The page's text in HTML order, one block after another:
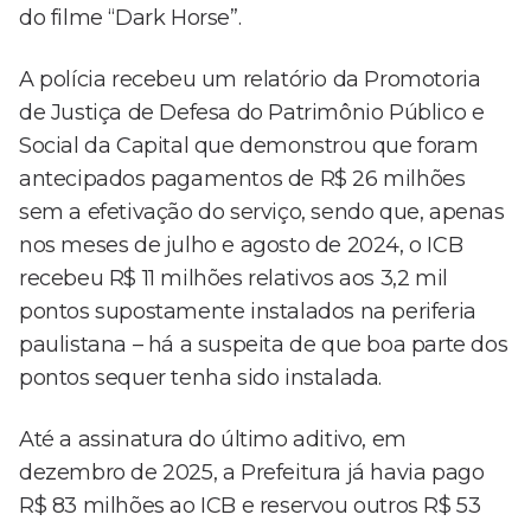
do filme “Dark Horse”.
A polícia recebeu um relatório da Promotoria
de Justiça de Defesa do Patrimônio Público e
Social da Capital que demonstrou que foram
antecipados pagamentos de R$ 26 milhões
sem a efetivação do serviço, sendo que, apenas
nos meses de julho e agosto de 2024, o ICB
recebeu R$ 11 milhões relativos aos 3,2 mil
pontos supostamente instalados na periferia
paulistana – há a suspeita de que boa parte dos
pontos sequer tenha sido instalada.
Até a assinatura do último aditivo, em
dezembro de 2025, a Prefeitura já havia pago
R$ 83 milhões ao ICB e reservou outros R$ 53